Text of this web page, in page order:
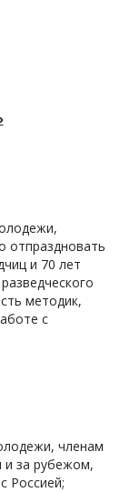
отпраздновать
и 70 лет
методик,
с
членам
и за рубежом,
Россией;